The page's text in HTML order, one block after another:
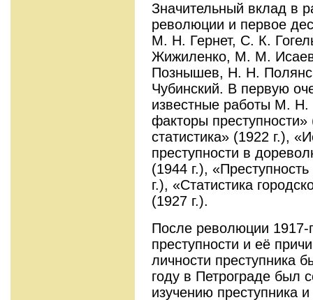
Значительный вклад в
революции и первое
М. Н. Гернет, С. К.
Жижиленко, М. М.
Познышев, Н. Н.
Чубинский. В первую
известные работы М.
факторы
статистика» (1922 г.),
преступности в
(1944 г.),
г.), «Статистика
(1927 г.).
После революции 1917-
преступности и её
личности преступника
году в Петрограде был
изучению преступника